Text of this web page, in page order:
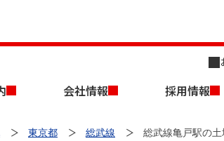
会社情報 採用情報
東京都 総武線 総武線亀戸駅の